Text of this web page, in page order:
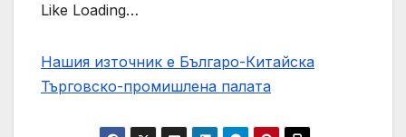
Like Loading…
Нашия източник е Българо-Китайска
Търговско-промишлена палaта